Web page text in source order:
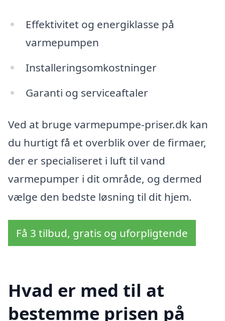
Effektivitet og energiklasse på
varmepumpen
Installeringsomkostninger
Garanti og serviceaftaler
Ved at bruge varmepumpe-priser.dk kan
du hurtigt få et overblik over de firmaer,
der er specialiseret i luft til vand
varmepumper i dit område, og dermed
vælge den bedste løsning til dit hjem.
Få 3 tilbud, gratis og uforpligtende
Hvad er med til at
bestemme prisen på